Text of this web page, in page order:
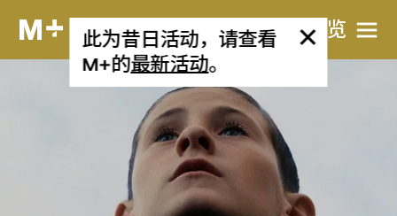
网站导览
此为昔日活动，请查看
M+的最新活动。